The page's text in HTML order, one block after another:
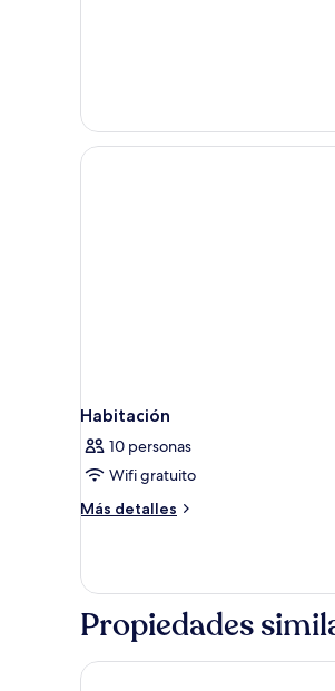
Habitación
10 personas
Wifi gratuito
Más detalles
Más
Propiedades
Leptos Panorama Hotel